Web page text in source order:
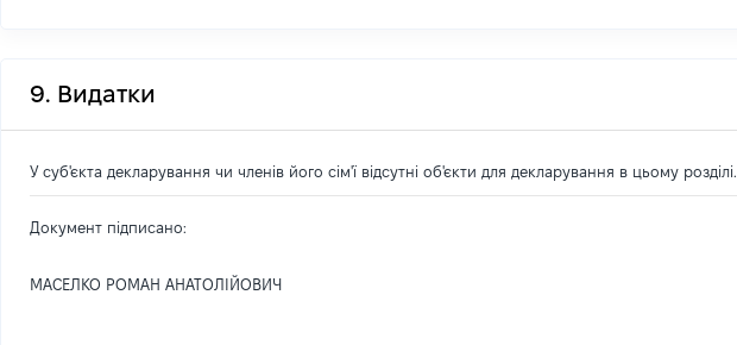
9. Видатки
У суб'єкта декларування чи членів його сім'ї відсутні об'єкти для декларування в цьому розділі.
Документ підписано:
МАСЕЛКО РОМАН АНАТОЛІЙОВИЧ